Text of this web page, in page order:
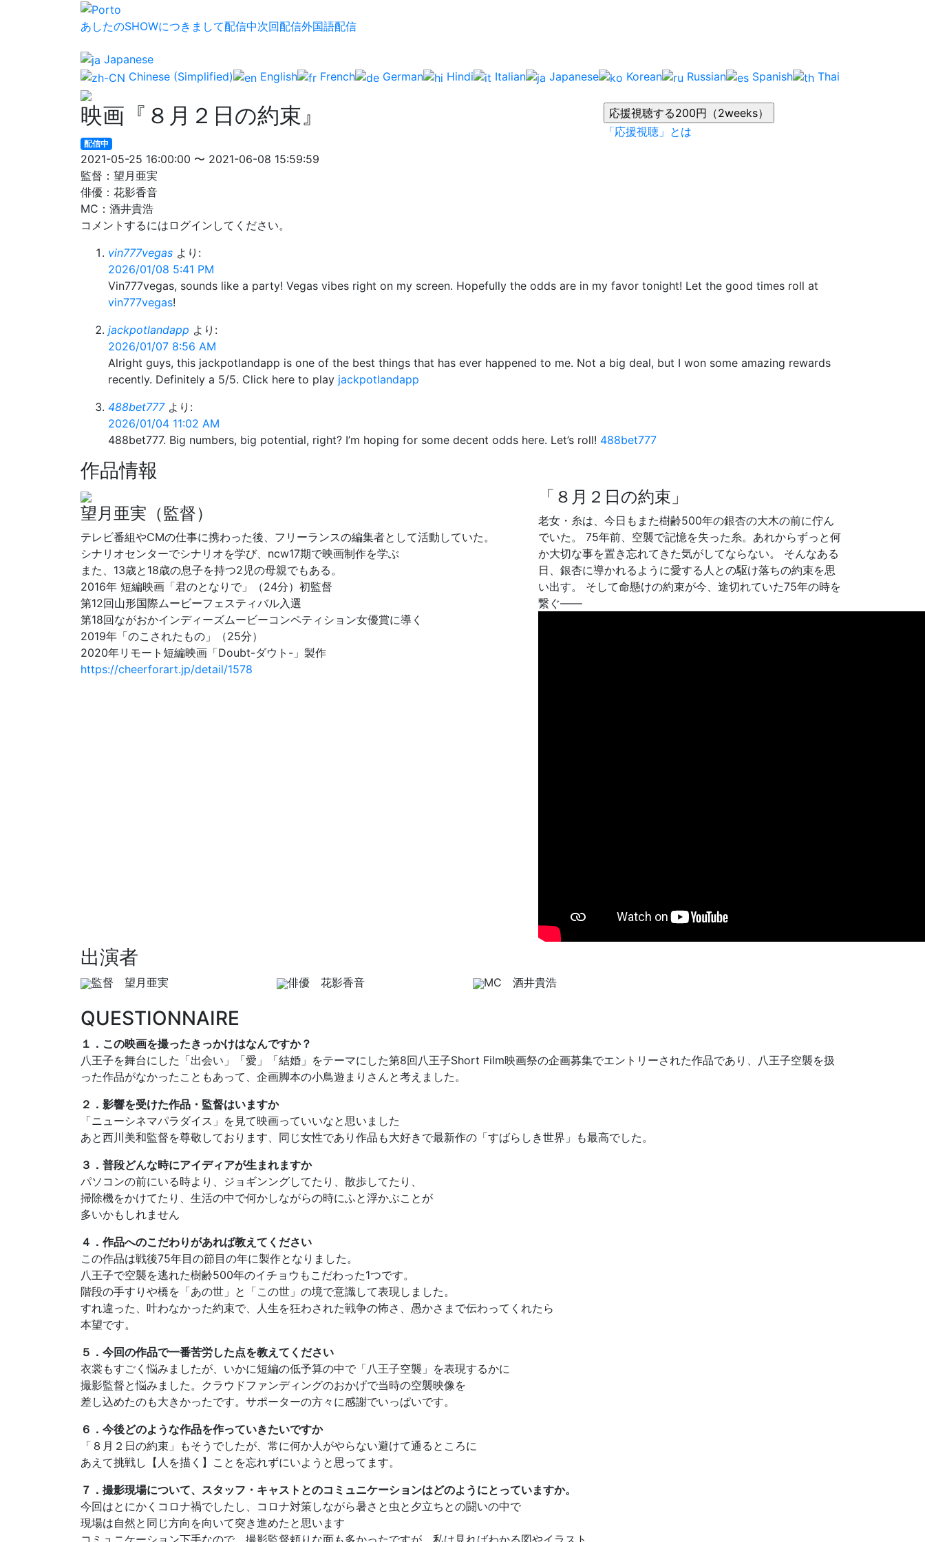
あしたのSHOWにつきまして配信中次回配信外国語配信
Japanese
Chinese (Simplified)
English French German Hindi Italian Japanese Korean Russian Spanish Thai
映画『８月２日の約束』
配信中
2021-05-25 16:00:00 〜 2021-06-08 15:59:59
監督：望月亜実
俳優：花影香音
MC：酒井貴浩
「応援視聴」とは
コメントするにはログインしてください。
vin777vegas より:
2026/01/08 5:41 PM
Vin777vegas, sounds like a party! Vegas vibes right on my screen. Hopefully the odds are in my favor tonight! Let the good times roll at
vin777vegas!
jackpotlandapp より:
2026/01/07 8:56 AM
Alright guys, this jackpotlandapp is one of the best things that has ever happened to me. Not a big deal, but I won some amazing rewards
recently. Definitely a 5/5. Click here to play jackpotlandapp
488bet777 より:
2026/01/04 11:02 AM
488bet777. Big numbers, big potential, right? I’m hoping for some decent odds here. Let’s roll! 488bet777
作品情報
望月亜実（監督）
テレビ番組やCMの仕事に携わった後、フリーランスの編集者として活動していた。
シナリオセンターでシナリオを学び、ncw17期で映画制作を学ぶ
また、13歳と18歳の息子を持つ2児の母親でもある。
2016年 短編映画「君のとなりで」（24分）初監督
第12回山形国際ムービーフェスティバル入選
第18回ながおかインディーズムービーコンペティション女優賞に導く
2019年「のこされたもの」（25分）
2020年リモート短編映画「Doubt-ダウト-」製作
https://cheerforart.jp/detail/1578
「８月２日の約束」
老女・糸は、今日もまた樹齢500年の銀杏の大木の前に佇ん
でいた。 75年前、空襲で記憶を失った糸。あれからずっと何
か大切な事を置き忘れてきた気がしてならない。 そんなある
日、銀杏に導かれるように愛する人との駆け落ちの約束を思
い出す。 そして命懸けの約束が今、途切れていた75年の時を
繋ぐ――
出演者
監督 望月亜実 俳優 花影香音 MC 酒井貴浩
QUESTIONNAIRE
１．この映画を撮ったきっかけはなんですか？
八王子を舞台にした「出会い」「愛」「結婚」をテーマにした第8回八王子Short Film映画祭の企画募集でエントリーされた作品であり、八王子空襲を扱
った作品がなかったこともあって、企画脚本の小鳥遊まりさんと考えました。
２．影響を受けた作品・監督はいますか
「ニューシネマパラダイス」を見て映画っていいなと思いました
あと西川美和監督を尊敬しております、同じ女性であり作品も大好きで最新作の「すばらしき世界」も最高でした。
３．普段どんな時にアイディアが生まれますか
パソコンの前にいる時より、ジョギンングしてたり、散歩してたり、
掃除機をかけてたり、生活の中で何かしながらの時にふと浮かぶことが
多いかもしれません
４．作品へのこだわりがあれば教えてください
この作品は戦後75年目の節目の年に製作となりました。
八王子で空襲を逃れた樹齢500年のイチョウもこだわった1つです。
階段の手すりや橋を「あの世」と「この世」の境で意識して表現しました。
すれ違った、叶わなかった約束で、人生を狂わされた戦争の怖さ、愚かさまで伝わってくれたら
本望です。
５．今回の作品で一番苦労した点を教えてください
衣裳もすごく悩みましたが、いかに短編の低予算の中で「八王子空襲」を表現するかに
撮影監督と悩みました。クラウドファンディングのおかげで当時の空襲映像を
差し込めたのも大きかったです。サポーターの方々に感謝でいっぱいです。
６．今後どのような作品を作っていきたいですか
「８月２日の約束」もそうでしたが、常に何か人がやらない避けて通るところに
あえて挑戦し【人を描く】ことを忘れずにいようと思ってます。
７．撮影現場について、スタッフ・キャストとのコミュニケーションはどのようにとっていますか。
今回はとにかくコロナ禍でしたし、コロナ対策しながら暑さと虫と夕立ちとの闘いの中で
現場は自然と同じ方向を向いて突き進めたと思います
コミュニケーション下手なので、撮影監督頼りな面も多かったですが、私は見ればわかる図やイラスト